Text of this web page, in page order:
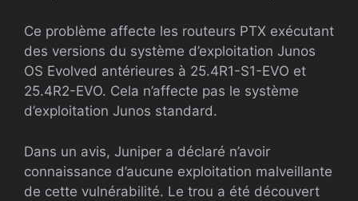
Ce problème affecte les routeurs PTX exécutant
des versions du système d’exploitation Junos
OS Evolved antérieures à 25.4R1-S1-EVO et
25.4R2-EVO. Cela n’affecte pas le système
d’exploitation Junos standard.
Dans un avis, Juniper a déclaré n’avoir
connaissance d’aucune exploitation malveillante
de cette vulnérabilité. Le trou a été découvert